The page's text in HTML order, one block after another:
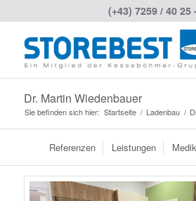
(+43) 7259 / 40 25
Dr. Martin Wiedenbauer
Sie befinden sich hier: Startseite / Ladenbau /
Referenzen Leistungen